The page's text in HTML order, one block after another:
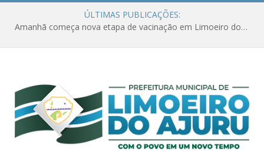
ÚLTIMAS PUBLICAÇÕES:
Amanhã começa nova etapa de vacinação em Limoeiro do Ajuru para idosos com 65 ou mais